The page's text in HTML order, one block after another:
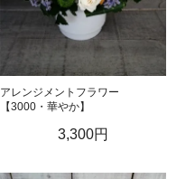
アレンジメントフラワー
【3000・華やか】
3,300円